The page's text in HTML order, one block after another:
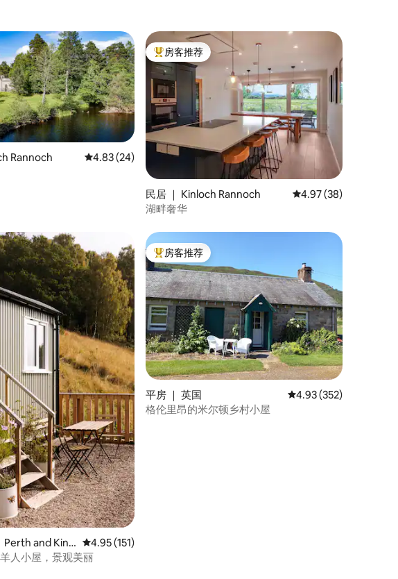
，共 24 条评价
Rannoch 平均评分 4.83 分（满分 5 分），共 24 条评价
4.83 (24)
热门「房客推荐」
房客推荐
民居 ｜ Kinloch Rannoch 平均评分 4.97 分（满
4.97 (38)
湖畔奢华
），共 99 条评价
Perth and Kinr
平均评分 4.95 分（满分 5 分），共 151 条评价
4.95 (151)
人小屋，景观美丽
热门「房客推荐」
房客推荐
平房 ｜ 英国 平均评分 4.93 分（满
4.93 (352)
格伦里昂的米尔顿乡村小屋